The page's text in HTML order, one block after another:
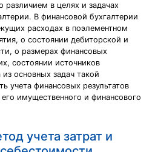
различием в целях и задачах
В финансовой бухгалтерии
расходах в поэлементном
о состоянии дебиторской и
о размерах финансовых
состоянии источников
основных задач такой
учета финансовых результатов
имущественного и финансового
учета затрат и